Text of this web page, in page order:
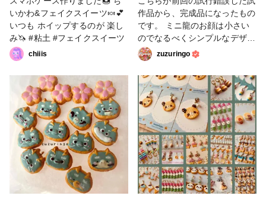
いかわ&フェイクスイーツ🍬💕
いつも ホイップするのが 楽し
み🦄 #粘土 #フェイクスイーツ
chiiis
作品から、完成品になったもの
です。 ミニ龍のお顔は小さい
のでなるべくシンプルなデザイ
ンにしました。 桜のパーツや
同色系のリボンを合わせてみま
した。 辰年の龍はかなり難し
いモチーフでした！ 来年は蛇
なので龍よりは作りやすそうで
す。 #粘土 #龍 #フェイクス
イーツ
zuzuringo